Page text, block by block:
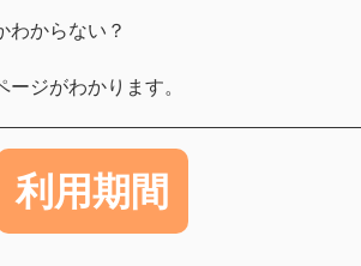
わからない？
ジがわかります。
利用期間